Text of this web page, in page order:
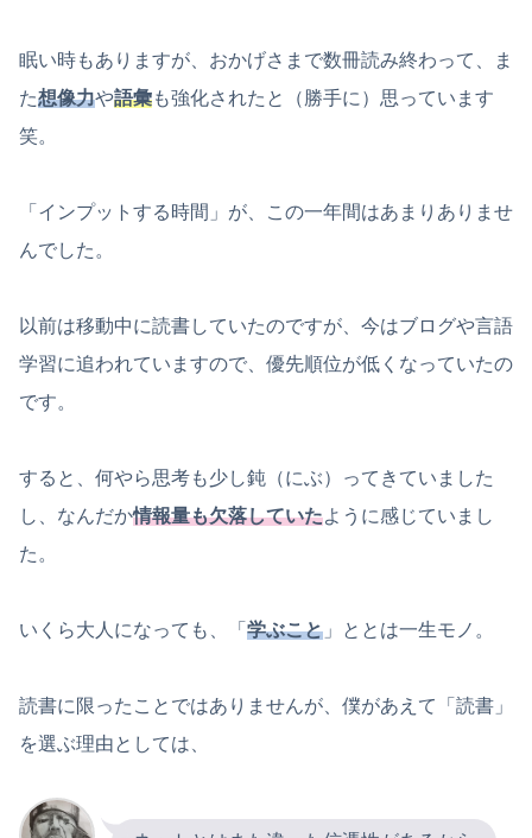
眠い時もありますが、おかげさまで数冊読み終わって、ま
た想像力や語彙も強化されたと（勝手に）思っています
笑。
「インプットする時間」が、この一年間はあまりありませ
んでした。
以前は移動中に読書していたのですが、今はブログや言語
学習に追われていますので、優先順位が低くなっていたの
です。
すると、何やら思考も少し鈍（にぶ）ってきていました
し、なんだか情報量も欠落していたように感じていまし
た。
いくら大人になっても、「 学ぶこと 」ととは一生モノ。
読書に限ったことではありませんが、僕があえて「読書」
を選ぶ理由としては、